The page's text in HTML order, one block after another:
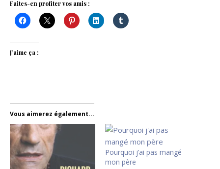
Faites-en profiter vos amis :
J’aime ça :
Vous aimerez également...
Pourquoi j’ai pas mangé
mon père